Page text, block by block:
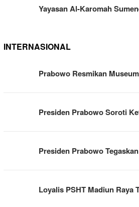
Yayasan Al-Karomah
INTERNASIONAL
Prabowo Resmikan
Presiden Prabowo Soroti
Presiden Prabowo
Loyalis PSHT Madiun Raya